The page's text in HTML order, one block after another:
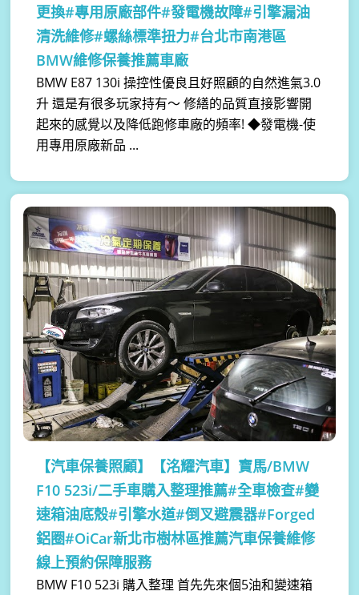
更換#專用原廠部件#發電機故障#引擎漏油
清洗維修#螺絲標準扭力#台北市南港區
BMW維修保養推薦車廠
BMW E87 130i 操控性優良且好照顧的自然進氣3.0
升 還是有很多玩家持有～ 修繕的品質直接影響開
起來的感覺以及降低跑修車廠的頻率! ◆發電機-使
用專用原廠新品 ...
【汽車保養照顧】
【洺耀汽車】寶馬/BMW
F10 523i/二手車購入整理推薦#全車檢查#變
速箱油底殼#引擎水道#倒叉避震器#Forged
鋁圈#OiCar新北市樹林區推薦汽車保養維修
線上預約保障服務
BMW F10 523i 購入整理 首先先來個5油和變速箱